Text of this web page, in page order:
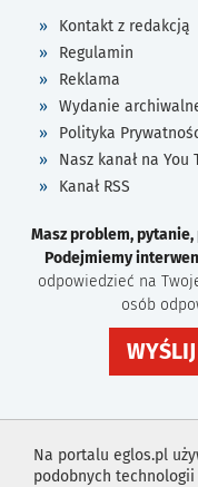
Na portalu eglos.pl
podobnych
Kontakt z redakcją
Regulamin
Reklama
Wydanie
Polityka
Nasz kanał na You
Kanał RSS
Masz problem, pytanie,
Podejmiemy
odpowiedzieć na
osób